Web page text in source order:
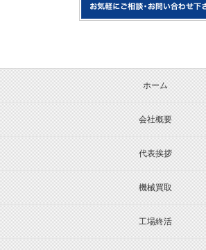
ホーム
会社概要
代表挨拶
機械買取
工場終活